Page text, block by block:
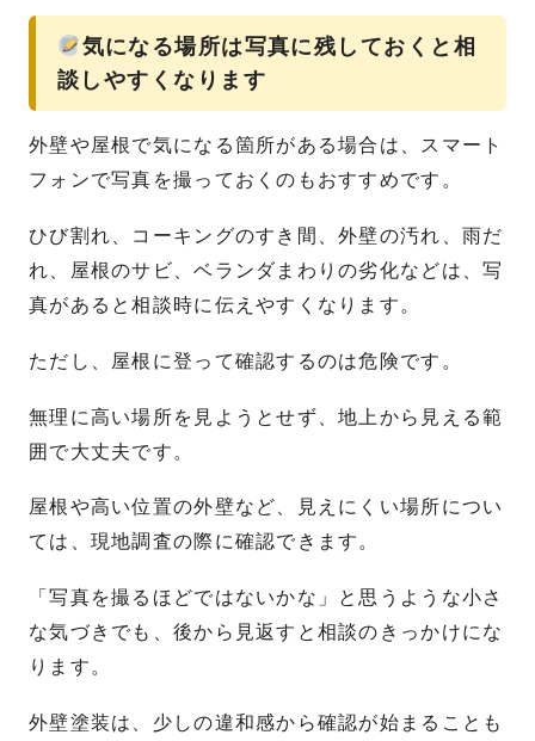
気になる場所は写真に残しておくと相
談しやすくなります
外壁や屋根で気になる箇所がある場合は、スマート
フォンで写真を撮っておくのもおすすめです。
ひび割れ、コーキングのすき間、外壁の汚れ、雨だ
れ、屋根のサビ、ベランダまわりの劣化などは、写
真があると相談時に伝えやすくなります。
ただし、屋根に登って確認するのは危険です。
無理に高い場所を見ようとせず、地上から見える範
囲で大丈夫です。
屋根や高い位置の外壁など、見えにくい場所につい
ては、現地調査の際に確認できます。
「写真を撮るほどではないかな」と思うような小さ
な気づきでも、後から見返すと相談のきっかけにな
ります。
外壁塗装は、少しの違和感から確認が始まることも